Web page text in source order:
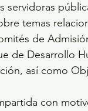
servidoras
temas
de
de Desarrollo
así como
con